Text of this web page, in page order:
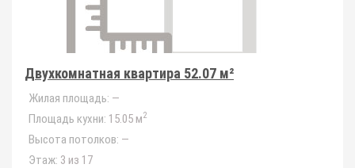
Двухкомнатная квартира 52.07 м²
Жилая площадь: —
Площадь кухни: 15.05 м2
Высота потолков: —
Этаж: 3 из 17